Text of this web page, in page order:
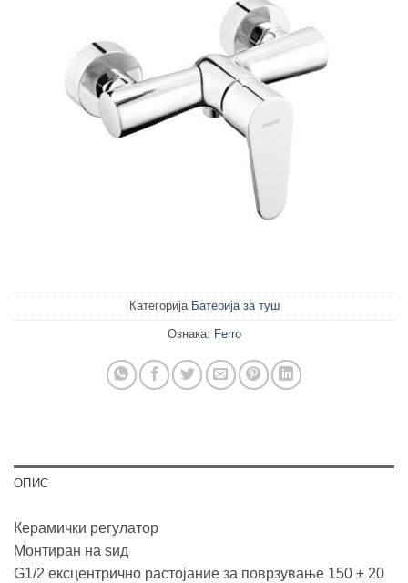
Категорија Батерија за туш
Ознака: Ferro
ОПИС
Керамички регулатор
Монтиран на ѕид
G1/2 ексцентрично растојание за поврзување 150 ± 20